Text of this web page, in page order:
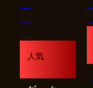
人気